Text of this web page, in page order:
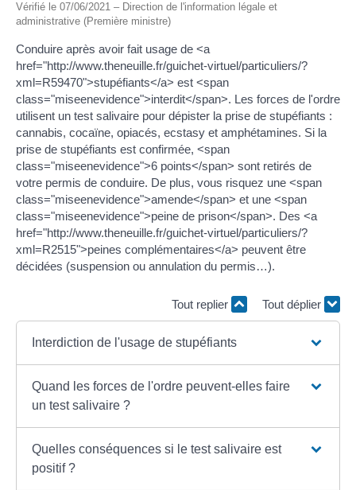
Vérifié le 07/06/2021 – Direction de l'information légale et
administrative (Première ministre)
Conduire après avoir fait usage de <a
href="http://www.theneuille.fr/guichet-virtuel/particuliers/?
xml=R59470">stupéfiants</a> est <span
class="miseenevidence">interdit</span>. Les forces de l'ordre
utilisent un test salivaire pour dépister la prise de stupéfiants :
cannabis, cocaïne, opiacés, ecstasy et amphétamines. Si la
prise de stupéfiants est confirmée, <span
class="miseenevidence">6 points</span> sont retirés de
votre permis de conduire. De plus, vous risquez une <span
class="miseenevidence">amende</span> et une <span
class="miseenevidence">peine de prison</span>. Des <a
href="http://www.theneuille.fr/guichet-virtuel/particuliers/?
xml=R2515">peines complémentaires</a> peuvent être
décidées (suspension ou annulation du permis…).
Tout replier Tout déplier
Interdiction de l'usage de stupéfiants
Quand les forces de l'ordre peuvent-elles faire
un test salivaire ?
Quelles conséquences si le test salivaire est
positif ?